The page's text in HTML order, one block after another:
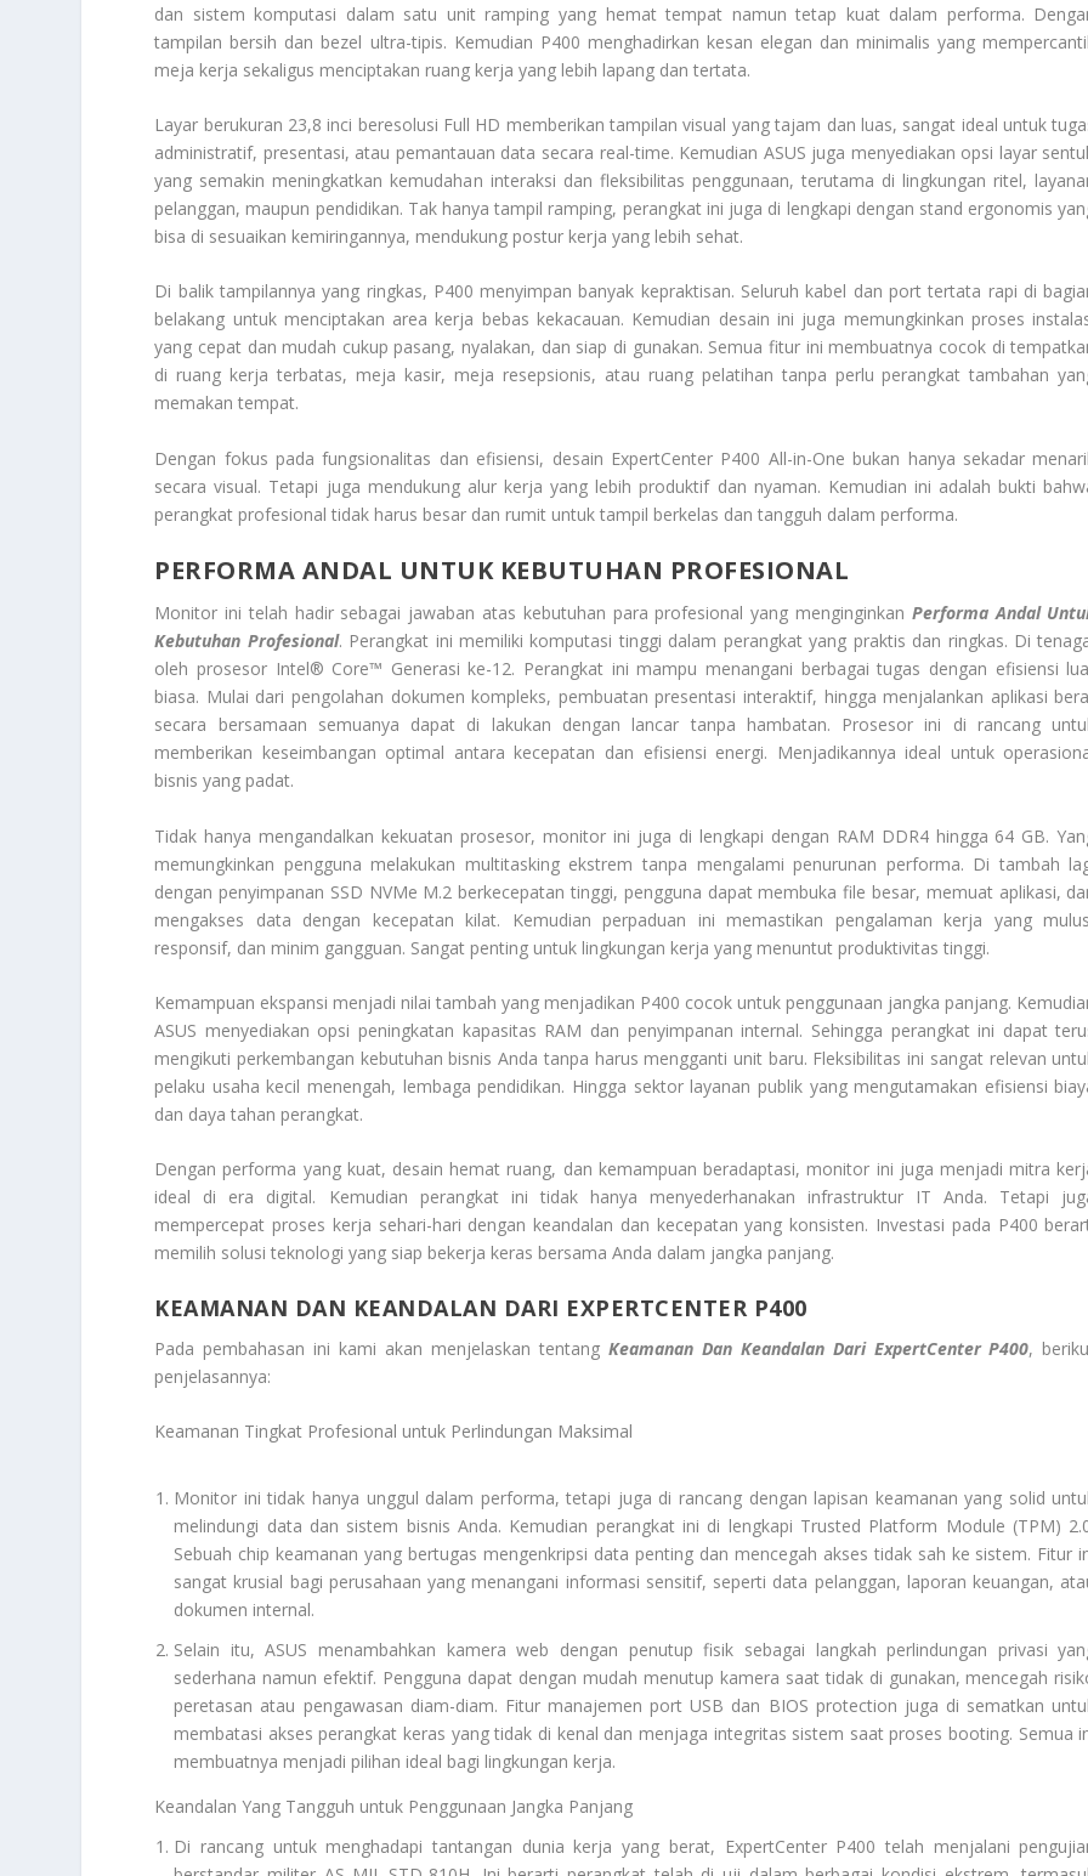
dan sistem komputasi dalam satu unit ramping yang hemat tempat namun tetap kuat dalam performa.
tampilan bersih dan bezel ultra-tipis. Kemudian P400 menghadirkan kesan elegan dan minimalis yang
meja kerja sekaligus menciptakan ruang kerja yang lebih lapang dan tertata.
Layar berukuran 23,8 inci beresolusi Full HD memberikan tampilan visual yang tajam dan luas, sangat ideal untuk
administratif, presentasi, atau pemantauan data secara real-time. Kemudian ASUS juga menyediakan opsi layar
yang semakin meningkatkan kemudahan interaksi dan fleksibilitas penggunaan, terutama di lingkungan ritel,
pelanggan, maupun pendidikan. Tak hanya tampil ramping, perangkat ini juga di lengkapi dengan stand ergonomis
bisa di sesuaikan kemiringannya, mendukung postur kerja yang lebih sehat.
Di balik tampilannya yang ringkas, P400 menyimpan banyak kepraktisan. Seluruh kabel dan port tertata rapi di
belakang untuk menciptakan area kerja bebas kekacauan. Kemudian desain ini juga memungkinkan proses
yang cepat dan mudah cukup pasang, nyalakan, dan siap di gunakan. Semua fitur ini membuatnya cocok di
di ruang kerja terbatas, meja kasir, meja resepsionis, atau ruang pelatihan tanpa perlu perangkat tambahan
memakan tempat.
Dengan fokus pada fungsionalitas dan efisiensi, desain ExpertCenter P400 All-in-One bukan hanya sekadar
secara visual. Tetapi juga mendukung alur kerja yang lebih produktif dan nyaman. Kemudian ini adalah bukti
perangkat profesional tidak harus besar dan rumit untuk tampil berkelas dan tangguh dalam performa.
PERFORMA ANDAL UNTUK KEBUTUHAN PROFESIONAL
Monitor ini telah hadir sebagai jawaban atas kebutuhan para profesional yang menginginkan Performa Andal
Kebutuhan Profesional. Perangkat ini memiliki komputasi tinggi dalam perangkat yang praktis dan ringkas. Di
oleh prosesor Intel® Core™ Generasi ke-12. Perangkat ini mampu menangani berbagai tugas dengan efisiensi
biasa. Mulai dari pengolahan dokumen kompleks, pembuatan presentasi interaktif, hingga menjalankan aplikasi
secara bersamaan semuanya dapat di lakukan dengan lancar tanpa hambatan. Prosesor ini di rancang
memberikan keseimbangan optimal antara kecepatan dan efisiensi energi. Menjadikannya ideal untuk
bisnis yang padat.
Tidak hanya mengandalkan kekuatan prosesor, monitor ini juga di lengkapi dengan RAM DDR4 hingga 64 GB.
memungkinkan pengguna melakukan multitasking ekstrem tanpa mengalami penurunan performa. Di tambah
dengan penyimpanan SSD NVMe M.2 berkecepatan tinggi, pengguna dapat membuka file besar, memuat aplikasi,
mengakses data dengan kecepatan kilat. Kemudian perpaduan ini memastikan pengalaman kerja yang
responsif, dan minim gangguan. Sangat penting untuk lingkungan kerja yang menuntut produktivitas tinggi.
Kemampuan ekspansi menjadi nilai tambah yang menjadikan P400 cocok untuk penggunaan jangka panjang.
ASUS menyediakan opsi peningkatan kapasitas RAM dan penyimpanan internal. Sehingga perangkat ini dapat
mengikuti perkembangan kebutuhan bisnis Anda tanpa harus mengganti unit baru. Fleksibilitas ini sangat relevan
pelaku usaha kecil menengah, lembaga pendidikan. Hingga sektor layanan publik yang mengutamakan efisiensi
dan daya tahan perangkat.
Dengan performa yang kuat, desain hemat ruang, dan kemampuan beradaptasi, monitor ini juga menjadi mitra
ideal di era digital. Kemudian perangkat ini tidak hanya menyederhanakan infrastruktur IT Anda. Tetapi
mempercepat proses kerja sehari-hari dengan keandalan dan kecepatan yang konsisten. Investasi pada P400
memilih solusi teknologi yang siap bekerja keras bersama Anda dalam jangka panjang.
KEAMANAN DAN KEANDALAN DARI EXPERTCENTER P400
Pada pembahasan ini kami akan menjelaskan tentang Keamanan Dan Keandalan Dari ExpertCenter P400,
penjelasannya:
Keamanan Tingkat Profesional untuk Perlindungan Maksimal
Monitor ini tidak hanya unggul dalam performa, tetapi juga di rancang dengan lapisan keamanan yang solid
melindungi data dan sistem bisnis Anda. Kemudian perangkat ini di lengkapi Trusted Platform Module (TPM)
Sebuah chip keamanan yang bertugas mengenkripsi data penting dan mencegah akses tidak sah ke sistem. Fitur
sangat krusial bagi perusahaan yang menangani informasi sensitif, seperti data pelanggan, laporan keuangan,
dokumen internal.
Selain itu, ASUS menambahkan kamera web dengan penutup fisik sebagai langkah perlindungan privasi
sederhana namun efektif. Pengguna dapat dengan mudah menutup kamera saat tidak di gunakan, mencegah
peretasan atau pengawasan diam-diam. Fitur manajemen port USB dan BIOS protection juga di sematkan
membatasi akses perangkat keras yang tidak di kenal dan menjaga integritas sistem saat proses booting. Semua
membuatnya menjadi pilihan ideal bagi lingkungan kerja.
Keandalan Yang Tangguh untuk Penggunaan Jangka Panjang
Di rancang untuk menghadapi tantangan dunia kerja yang berat, ExpertCenter P400 telah menjalani